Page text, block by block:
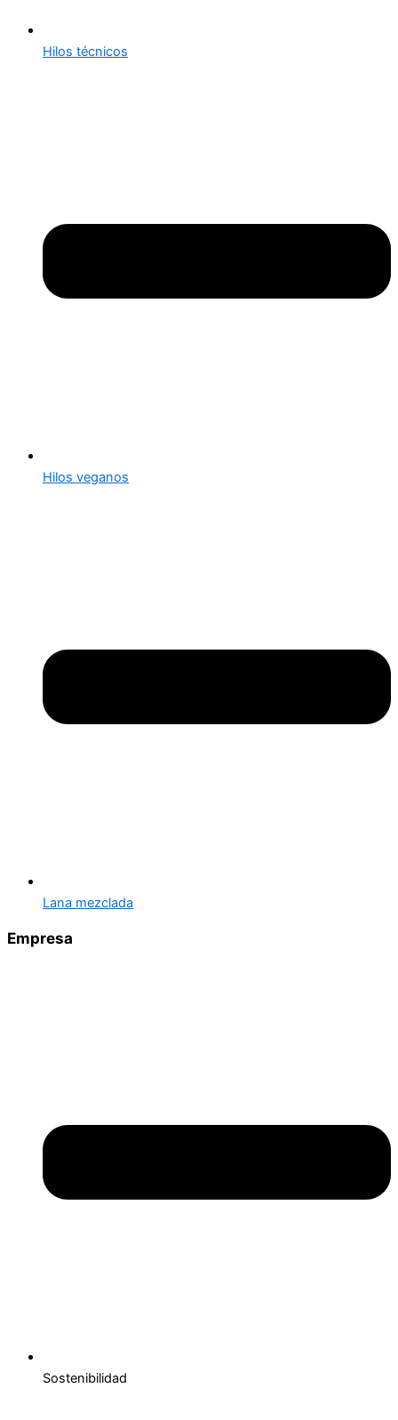
Hilos técnicos
Hilos veganos
Lana mezclada
Empresa
Sostenibilidad